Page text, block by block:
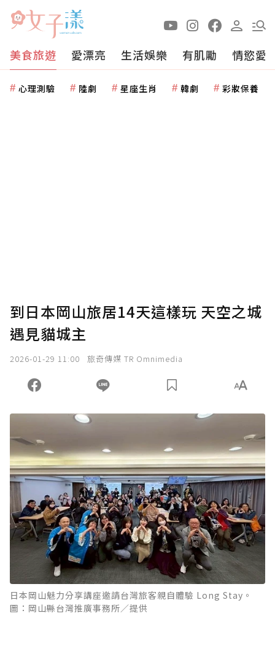
美食旅遊 愛漂亮 生活娛樂 有肌勵 情慾愛
心理測驗 陸劇 星座生肖 韓劇 彩妝保養
到日本岡山旅居14天這樣玩 天空之城
遇見貓城主
2026-01-29 11:00 旅奇傳媒 TR Omnimedia
日本岡山魅力分享講座邀請台灣旅客親自體驗 Long Stay。
圖：岡山縣台灣推廣事務所／提供